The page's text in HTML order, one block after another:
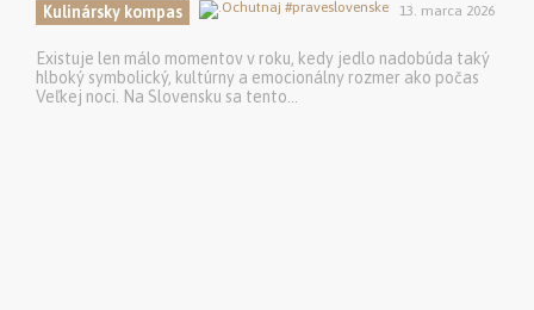
Kulinársky kompas 13. marca 2026
Existuje len málo momentov v roku, kedy jedlo nadobúda taký
hlboký symbolický, kultúrny a emocionálny rozmer ako počas
Veľkej noci. Na Slovensku sa tento...